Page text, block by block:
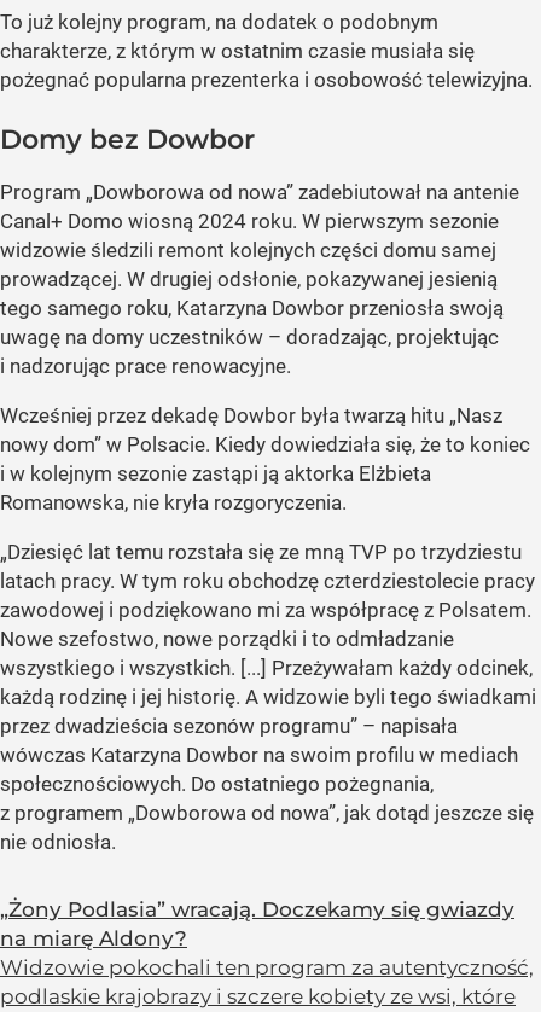
To już kolejny program, na dodatek o podobnym
charakterze, z którym w ostatnim czasie musiała się
pożegnać popularna prezenterka i osobowość telewizyjna.
Domy bez Dowbor
Program „Dowborowa od nowa” zadebiutował na antenie
Canal+ Domo wiosną 2024 roku. W pierwszym sezonie
widzowie śledzili remont kolejnych części domu samej
prowadzącej. W drugiej odsłonie, pokazywanej jesienią
tego samego roku, Katarzyna Dowbor przeniosła swoją
uwagę na domy uczestników – doradzając, projektując
i nadzorując prace renowacyjne.
Wcześniej przez dekadę Dowbor była twarzą hitu „Nasz
nowy dom” w Polsacie. Kiedy dowiedziała się, że to koniec
i w kolejnym sezonie zastąpi ją aktorka Elżbieta
Romanowska, nie kryła rozgoryczenia.
„Dziesięć lat temu rozstała się ze mną TVP po trzydziestu
latach pracy. W tym roku obchodzę czterdziestolecie pracy
zawodowej i podziękowano mi za współpracę z Polsatem.
Nowe szefostwo, nowe porządki i to odmładzanie
wszystkiego i wszystkich. [...] Przeżywałam każdy odcinek,
każdą rodzinę i jej historię. A widzowie byli tego świadkami
przez dwadzieścia sezonów programu” – napisała
wówczas Katarzyna Dowbor na swoim profilu w mediach
społecznościowych. Do ostatniego pożegnania,
z programem „Dowborowa od nowa”, jak dotąd jeszcze się
nie odniosła.
„Żony Podlasia” wracają. Doczekamy się gwiazdy
na miarę Aldony?
Widzowie pokochali ten program za autentyczność,
podlaskie krajobrazy i szczere kobiety ze wsi, które